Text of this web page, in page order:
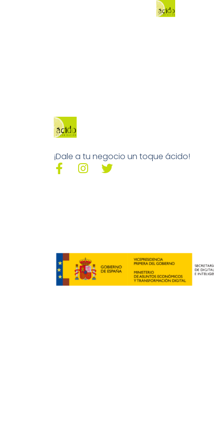
¡Dale a tu negocio un toque ácido!